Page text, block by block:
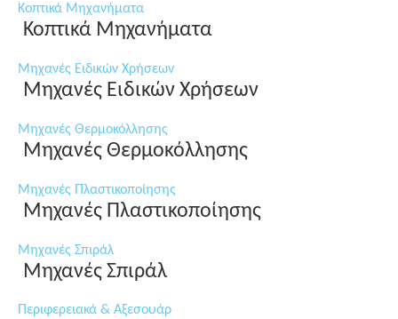
Κοπτικά Μηχανήματα
Κοπτικά Μηχανήματα
Μηχανές Ειδικών Χρήσεων
Μηχανές Ειδικών Χρήσεων
Μηχανές Θερμοκόλλησης
Μηχανές Θερμοκόλλησης
Μηχανές Πλαστικοποίησης
Μηχανές Πλαστικοποίησης
Μηχανές Σπιράλ
Μηχανές Σπιράλ
Περιφερειακά & Αξεσουάρ